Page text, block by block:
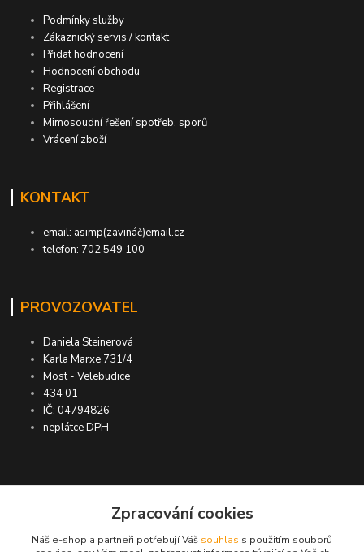
Podmínky služby
Zákaznický servis / kontakt
Přidat hodnocení
Hodnocení obchodu
Registrace
Přihlášení
Mimosoudní řešení spotřeb. sporů
Vrácení zboží
KONTAKT
email: asimp(zavináč)email.cz
telefon: 702 549 100
PROVOZOVATEL
Daniela Steinerová
Karla Marxe 731/4
Most - Velebudice
434 01
IČ: 04794826
neplátce DPH
ASIMP.cz
Zpracování cookies
Náš e-shop a partneři potřebují Váš souhlas s použitím souborů